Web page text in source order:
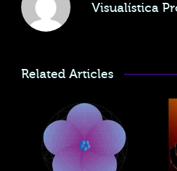
Visualística
Related Articles